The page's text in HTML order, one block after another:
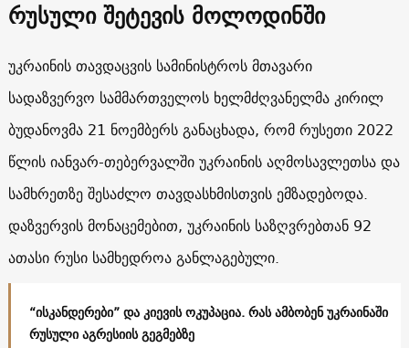
რუსული შეტევის მოლოდინში
უკრაინის თავდაცვის სამინისტროს მთავარი
სადაზვერვო სამმართველოს ხელმძღვანელმა კირილ
ბუდანოვმა 21 ნოემბერს განაცხადა, რომ რუსეთი 2022
წლის იანვარ-თებერვალში უკრაინის აღმოსავლეთსა და
სამხრეთზე შესაძლო თავდასხმისთვის ემზადებოდა.
დაზვერვის მონაცემებით, უკრაინის საზღვრებთან 92
ათასი რუსი სამხედროა განლაგებული.
“ისკანდერები” და კიევის ოკუპაცია. რას ამბობენ უკრაინაში
რუსული აგრესიის გეგმებზე